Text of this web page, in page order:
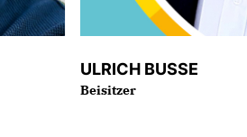
ULRICH BUSSE
Beisitzer